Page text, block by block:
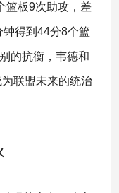
篮板9次助攻，差
得到44分8个篮
的抗衡，韦德和
联盟未来的统治